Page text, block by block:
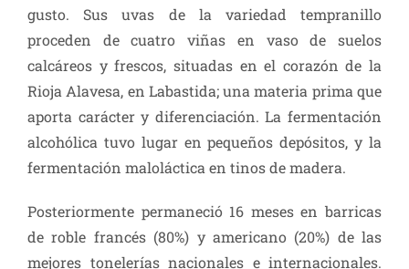
gusto. Sus uvas de la variedad tempranillo
proceden de cuatro viñas en vaso de suelos
calcáreos y frescos, situadas en el corazón de la
Rioja Alavesa, en Labastida; una materia prima que
aporta carácter y diferenciación. La fermentación
alcohólica tuvo lugar en pequeños depósitos, y la
fermentación maloláctica en tinos de madera.
Posteriormente permaneció 16 meses en barricas
de roble francés (80%) y americano (20%) de las
mejores tonelerías nacionales e internacionales.